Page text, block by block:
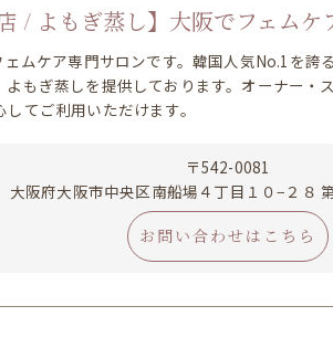
/ よもぎ蒸し】大阪でフェム
ムケア専門サロンです。韓国人気No.1を
もぎ蒸しを提供しております。オーナー
てご利用いただけます。
〒542-0081
大阪府大阪市中央区南船場４丁目１０−２８
お問い合わせはこちら